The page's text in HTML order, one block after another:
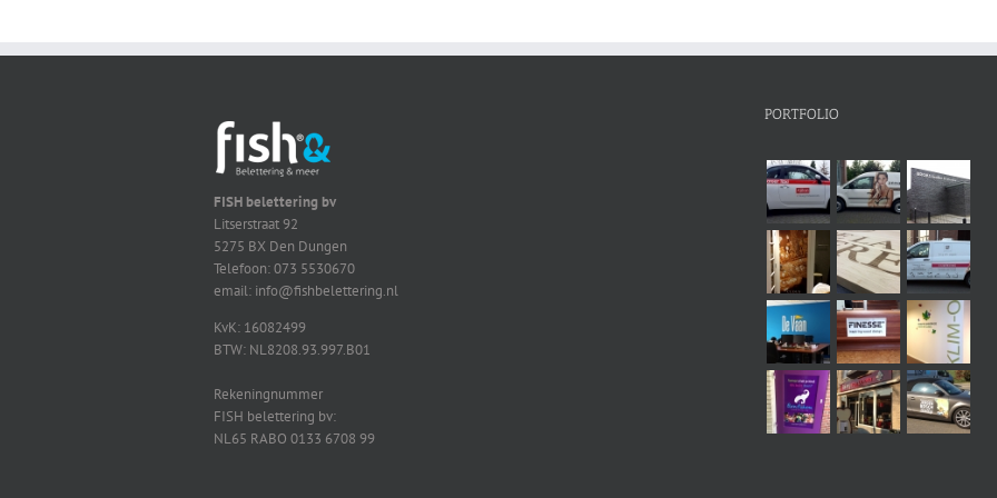
FISH belettering bv
Litserstraat 92
5275 BX Den Dungen
Telefoon: 073 5530670
email: info@fishbelettering.nl
KvK: 16082499
BTW: NL8208.93.997.B01
Rekeningnummer
FISH belettering bv:
NL65 RABO 0133 6708 99
PORTFOLIO